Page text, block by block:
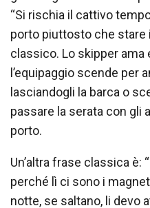
“Si rischia il cattivo
porto piuttosto che stare
classico. Lo skipper ama
l’equipaggio scende per
lasciandogli la barca o
passare la serata con gli
porto.
Un’altra frase classica è:
perché lì ci sono i
notte, se saltano, li devo